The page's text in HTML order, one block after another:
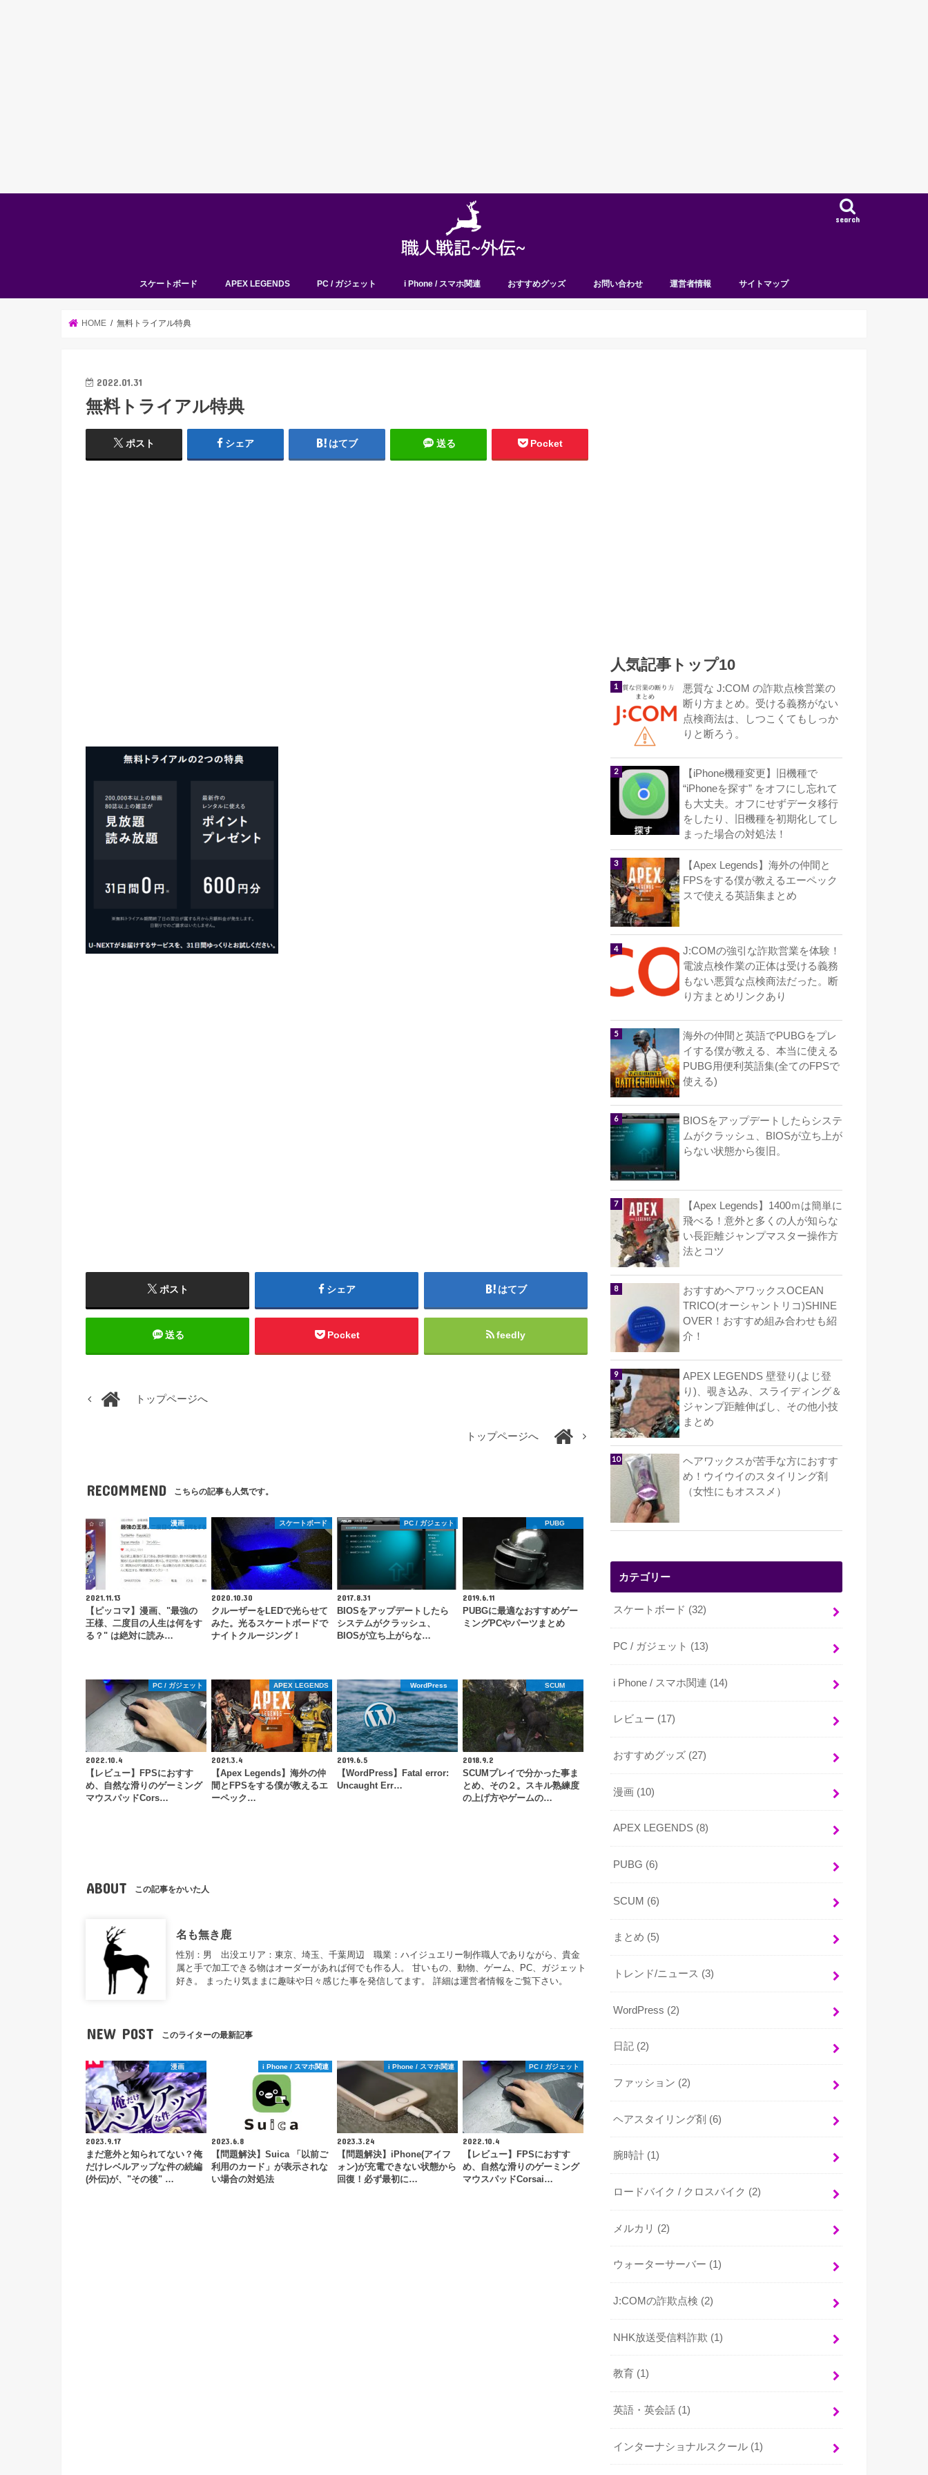
search
スケートボード APEX LEGENDS PC / ガジェット i Phone / スマホ関連 おすすめグッズ お問い合わせ 運営者情報 サイトマップ
HOME 無料トライアル特典
2022.01.31
無料トライアル特典
ポスト シェア はてブ 送る Pocket
ポスト シェア はてブ
送る Pocket feedly
トップページへ
トップページへ
RECOMMEND こちらの記事も人気です。
漫画
2021.11.13
【ピッコマ】漫画、"最強の
王様、二度目の人生は何をす
る？" は絶対に読み…
スケートボード
2020.10.30
クルーザーをLEDで光らせて
みた。光るスケートボードで
ナイトクルージング！
PC / ガジェット
2017.8.31
BIOSをアップデートしたら
システムがクラッシュ、
BIOSが立ち上がらな…
PUBG
2019.6.11
PUBGに最適なおすすめゲー
ミングPCやパーツまとめ
PC / ガジェット
2022.10.4
【レビュー】FPSにおすす
め、自然な滑りのゲーミング
マウスパッドCors…
APEX LEGENDS
2021.3.4
【Apex Legends】海外の仲
間とFPSをする僕が教えるエ
ーペック…
WordPress
2019.6.5
【WordPress】Fatal error:
Uncaught Err…
SCUM
2018.9.2
SCUMプレイで分かった事ま
とめ、その２。スキル熟練度
の上げ方やゲームの…
ABOUT この記事をかいた人
名も無き鹿
性別：男 出没エリア：東京、埼玉、千葉周辺 職業：ハイジュエリー制作職人でありながら、貴金
属と手で加工できる物はオーダーがあれば何でも作る人。 甘いもの、動物、ゲーム、PC、ガジェット
好き。 まったり気ままに趣味や日々感じた事を発信してます。 詳細は運営者情報をご覧下さい。
NEW POST このライターの最新記事
漫画
2023.9.17
まだ意外と知られてない？俺
だけレベルアップな件の続編
(外伝)が、"その後" …
i Phone / スマホ関連
2023.6.8
【問題解決】Suica 「以前ご
利用のカード」が表示されな
い場合の対処法
i Phone / スマホ関連
2023.3.24
【問題解決】iPhone(アイフ
ォン)が充電できない状態から
回復！必ず最初に…
PC / ガジェット
2022.10.4
【レビュー】FPSにおすす
め、自然な滑りのゲーミング
マウスパッドCorsai…
人気記事トップ10
悪質な J:COM の詐欺点検営業の
断り方まとめ。受ける義務がない
点検商法は、しつこくてもしっか
りと断ろう。
【iPhone機種変更】旧機種で
“iPhoneを探す” をオフにし忘れて
も大丈夫。オフにせずデータ移行
をしたり、旧機種を初期化してし
まった場合の対処法！
【Apex Legends】海外の仲間と
FPSをする僕が教えるエーペック
スで使える英語集まとめ
J:COMの強引な詐欺営業を体験！
電波点検作業の正体は受ける義務
もない悪質な点検商法だった。断
り方まとめリンクあり
海外の仲間と英語でPUBGをプレ
イする僕が教える、本当に使える
PUBG用便利英語集(全てのFPSで
使える)
BIOSをアップデートしたらシステ
ムがクラッシュ、BIOSが立ち上が
らない状態から復旧。
【Apex Legends】1400ｍは簡単に
飛べる！意外と多くの人が知らな
い長距離ジャンプマスター操作方
法とコツ
おすすめヘアワックスOCEAN
TRICO(オーシャントリコ)SHINE
OVER！おすすめ組み合わせも紹
介！
APEX LEGENDS 壁登り(よじ登
り)、覗き込み、スライディング＆
ジャンプ距離伸ばし、その他小技
まとめ
ヘアワックスが苦手な方におすす
め！ウイウイのスタイリング剤
（女性にもオススメ）
カテゴリー
スケートボード (32)
PC / ガジェット (13)
i Phone / スマホ関連 (14)
レビュー (17)
おすすめグッズ (27)
漫画 (10)
APEX LEGENDS (8)
PUBG (6)
SCUM (6)
まとめ (5)
トレンド/ニュース (3)
WordPress (2)
日記 (2)
ファッション (2)
ヘアスタイリング剤 (6)
腕時計 (1)
ロードバイク / クロスバイク (2)
メルカリ (2)
ウォーターサーバー (1)
J:COMの詐欺点検 (2)
NHK放送受信料詐欺 (1)
教育 (1)
英語・英会話 (1)
インターナショナルスクール (1)